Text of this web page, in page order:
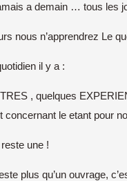
a demain … tous les
nous n’apprendrez Le
il y a :
, quelques
concernant le etant pour
une !
plus qu’un ouvrage,